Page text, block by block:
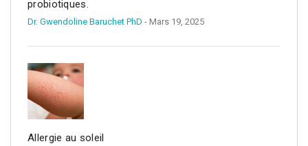
probiotiques.
Dr. Gwendoline Baruchet PhD - Mars 19, 2025
Allergie au soleil